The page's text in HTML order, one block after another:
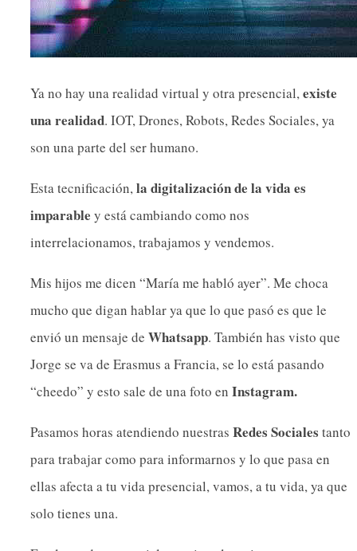
Ya no hay una realidad virtual y otra presencial,existe
una realidad. IOT, Drones, Robots, Redes Sociales, ya
son una parte del ser humano.
Esta tecnificación,la digitalización de la vida es
imparable y está cambiando como nos
interrelacionamos, trabajamos y vendemos.
Mis hijos me dicen “María me habló ayer”. Me choca
mucho que digan hablar ya que lo que pasó es que le
envió un mensaje de Whatsapp. También has visto que
Jorge se va de Erasmus a Francia, se lo está pasando
“cheedo” y esto sale de una foto en Instagram.
Pasamos horas atendiendo nuestras Redes Sociales tanto
para trabajar como para informarnos y lo que pasa en
ellas afecta a tu vida presencial, vamos, a tu vida, ya que
solo tienes una.